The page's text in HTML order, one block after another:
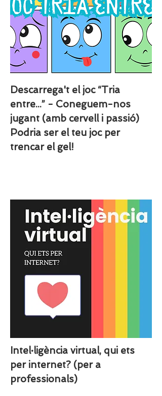
Descarrega't el joc “Tria
entre...” - Coneguem-nos
jugant (amb cervell i passió)
Podria ser el teu joc per
trencar el gel!
Intel·ligència virtual, qui ets
per internet? (per a
professionals)